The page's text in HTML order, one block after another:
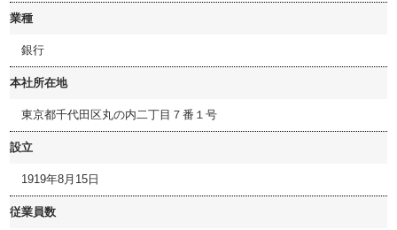
業種
銀行
本社所在地
東京都千代田区丸の内二丁目７番１号
設立
1919年8月15日
従業員数